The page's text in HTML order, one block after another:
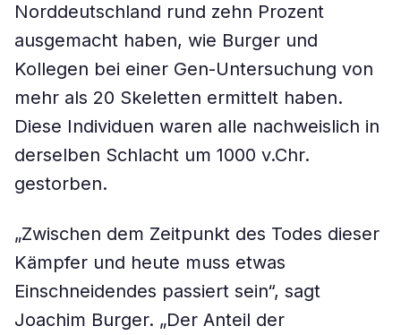
Norddeutschland rund zehn Prozent
ausgemacht haben, wie Burger und
Kollegen bei einer Gen-Untersuchung von
mehr als 20 Skeletten ermittelt haben.
Diese Individuen waren alle nachweislich in
derselben Schlacht um 1000 v.Chr.
gestorben.
„Zwischen dem Zeitpunkt des Todes dieser
Kämpfer und heute muss etwas
Einschneidendes passiert sein“, sagt
Joachim Burger. „Der Anteil der